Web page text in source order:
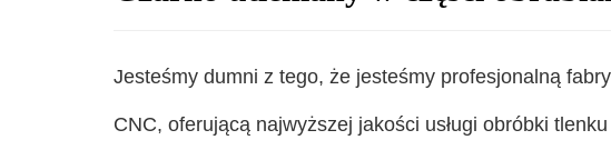
Jesteśmy dumni z tego, że jesteśmy profesjonalną
CNC, oferującą najwyższej jakości usługi obróbki